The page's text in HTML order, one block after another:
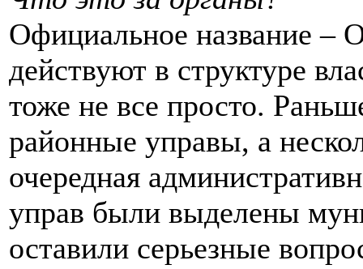
Официальное название –
действуют в структуре
тоже не все просто.
районные управы, а
очередная
управ были выделены
оставили серьезные